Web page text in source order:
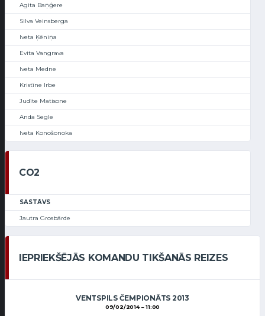
Agita Baņģere
Silva Veinsberga
Iveta Ķēniņa
Evita Vangrava
Iveta Medne
Kristīne Irbe
Judīte Matisone
Anda Segle
Iveta Konošonoka
CO2
SASTĀVS
Jautra Grosbārde
IEPRIEKŠĒJĀS KOMANDU TIKŠANĀS REIZES
VENTSPILS ČEMPIONĀTS 2013
09/02/2014 11:00